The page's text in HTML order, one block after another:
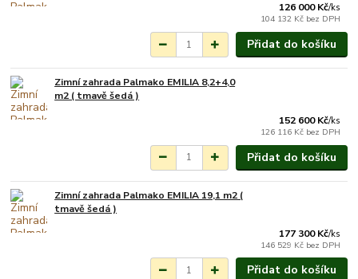
126 000 Kč/ks
104 132 Kč bez DPH
Přidat do košíku
Zimní zahrada Palmako EMILIA 8,2+4,0
m2 ( tmavě šedá )
152 600 Kč/ks
126 116 Kč bez DPH
Přidat do košíku
Zimní zahrada Palmako EMILIA 19,1 m2 (
tmavě šedá )
177 300 Kč/ks
146 529 Kč bez DPH
Přidat do košíku